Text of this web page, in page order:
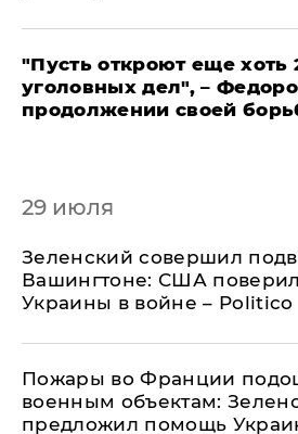
"Пусть откроют еще хоть
уголовных дел", –
продолжении своей
29 июля
Зеленский совершил
Вашингтоне: США
Украины в войне – Politico
Пожары во Франции
военным объектам:
предложил помощь